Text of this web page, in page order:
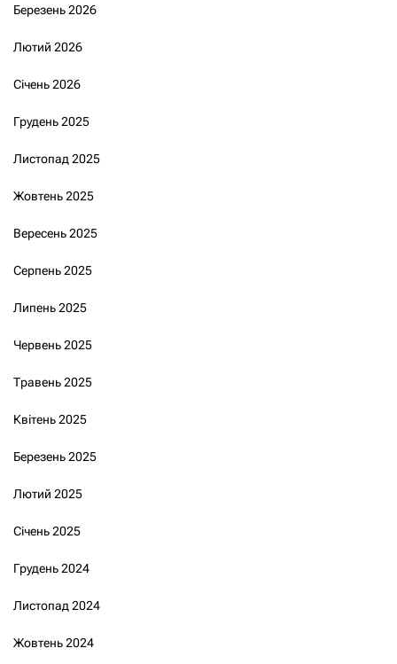
Березень 2026
Лютий 2026
Січень 2026
Грудень 2025
Листопад 2025
Жовтень 2025
Вересень 2025
Серпень 2025
Липень 2025
Червень 2025
Травень 2025
Квітень 2025
Березень 2025
Лютий 2025
Січень 2025
Грудень 2024
Листопад 2024
Жовтень 2024